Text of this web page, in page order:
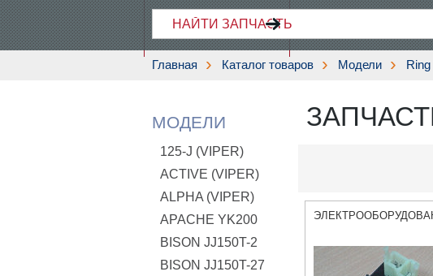
ХОДОВАЯ ЧАСТЬ
Главная Каталог товаров Модели
МОДЕЛИ
125-J (VIPER)
ACTIVE (VIPER)
ALPHA (VIPER)
APACHE YK200
BISON JJ150T-2
BISON JJ150T-27